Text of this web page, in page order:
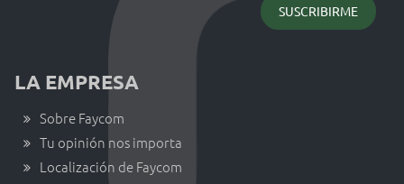
LA EMPRESA
Sobre Faycom
Tu opinión nos importa
Localización de Faycom